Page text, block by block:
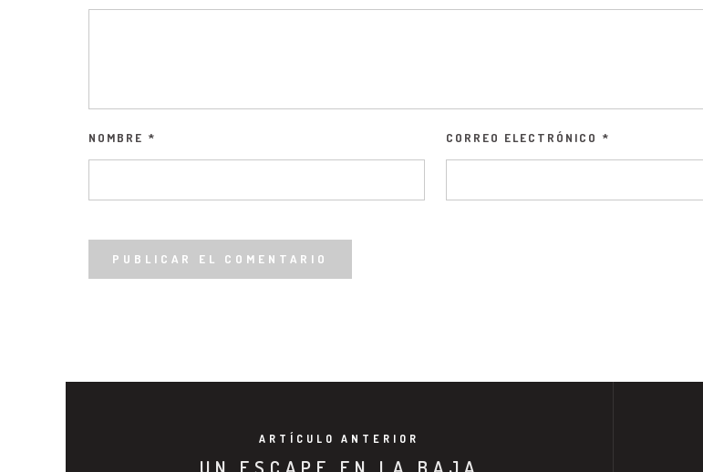
NOMBRE * CORREO ELECTRÓNICO *
ARTÍCULO ANTERIOR